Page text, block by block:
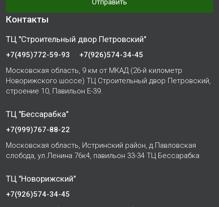
Отправить
Контакты
ТЦ "Строительный двор Петровский"
+7(495)772-59-93
+7(926)574-34-45
Московская область, 9 км от МКАД (26-й километр
Новорижского шоссе) ТЦ Строительный двор Петровский,
строение 10, Павильон Е-39.
ТЦ "Бессарабка"
+7(999)767-88-22
Московская область, Истринский район, д.Павловская
слобода, ул.Ленина 76к4, павильон 33-34 ТЦ Бессарабка
ТЦ "Новорижский"
+7(926)574-34-45